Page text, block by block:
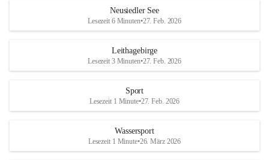
S
und den daraus folgenden wirtschaftlichen
Maßnahmen zur Bekämpfung
Rebe und der Amerikanischen
Anhang VBl. EU Nr. 18
1 Seite•1,4 MB
r
S
Neusiedler See
Lesezeit 6 Minuten•27. Feb. 2026
Leithagebirge
Lesezeit 3 Minuten•27. Feb. 2026
Sport
Lesezeit 1 Minute•27. Feb. 2026
Wassersport
Lesezeit 1 Minute•26. März 2026